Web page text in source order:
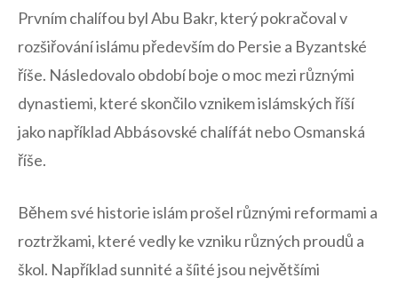
Prvním chalífou byl Abu Bakr, který pokračoval v
rozšiřování⁣ islámu především do Persie a Byzantské
říše. Následovalo období boje ⁤o ⁤moc mezi různými
dynastiemi,‍ které skončilo vznikem islámských říší
jako například ⁢Abbásovské chalífát⁣ nebo Osmanská
říše.
Během své historie islám ⁣prošel různými reformami‍ a
⁢roztržkami,​ které ‍vedly ke vzniku různých proudů a
škol.⁤ Například sunnité a šíité jsou největšími